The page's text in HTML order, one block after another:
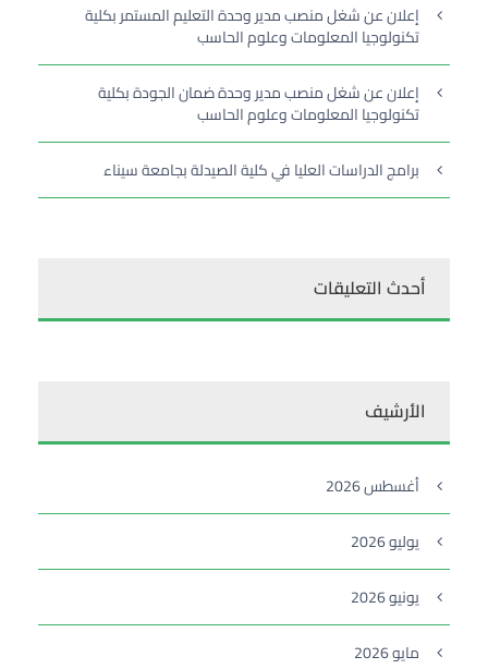
إعلان عن شغل منصب مدير وحدة التعليم المستمر بكلية
تكنولوجيا المعلومات وعلوم الحاسب
إعلان عن شغل منصب مدير وحدة ضمان الجودة بكلية
تكنولوجيا المعلومات وعلوم الحاسب
برامج الدراسات العليا في كلية الصيدلة بجامعة سيناء
أحدث التعليقات
الأرشيف
أغسطس 2026
يوليو 2026
يونيو 2026
مايو 2026